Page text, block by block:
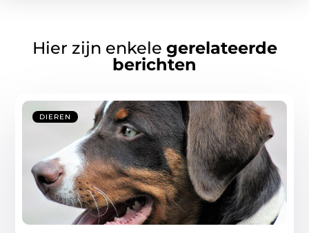
Hier zijn enkele gerelateerde
berichten
DIEREN